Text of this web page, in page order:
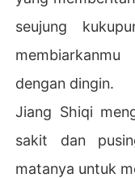
seujung
dengan dingin.
Jiang Shiqi
sakit dan
matanya untuk